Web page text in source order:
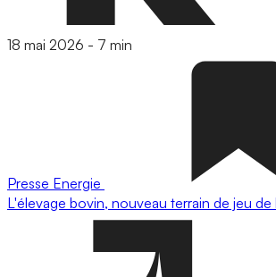
18 mai 2026 - 7 min
Presse Energie
L'élevage bovin, nouveau terrain de jeu de